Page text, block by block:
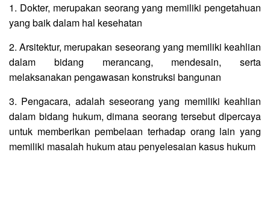
1. Dokter, merupakan seorang yang memiliki pengetahuan
yang baik dalam hal kesehatan
2. Arsitektur, merupakan seseorang yang memiliki keahlian
dalam bidang merancang, mendesain, serta
melaksanakan pengawasan konstruksi bangunan
3. Pengacara, adalah seseorang yang memiliki keahlian
dalam bidang hukum, dimana seorang tersebut dipercaya
untuk memberikan pembelaan terhadap orang lain yang
memiliki masalah hukum atau penyelesaian kasus hukum